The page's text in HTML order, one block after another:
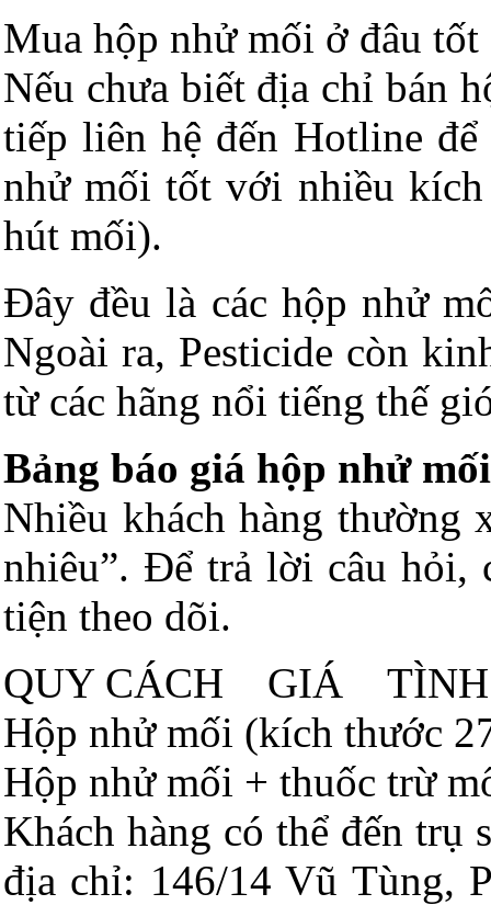
Mua hộp nhử mối ở đâu tốt
Nếu chưa biết địa chỉ bán
tiếp liên hệ đến Hotline
nhử mối tốt với nhiều
hút mối).
Đây đều là các hộp nhử
Ngoài ra, Pesticide còn
từ các hãng nổi tiếng thế
Bảng báo giá hộp nhử mối
Nhiều khách hàng thường
nhiêu”. Để trả lời câu hỏi,
tiện theo dõi.
QUY CÁCH GIÁ TÌNH
Hộp nhử mối (kích thước
Hộp nhử mối + thuốc trừ
Khách hàng có thể đến
địa chỉ: 146/14 Vũ Tùng,